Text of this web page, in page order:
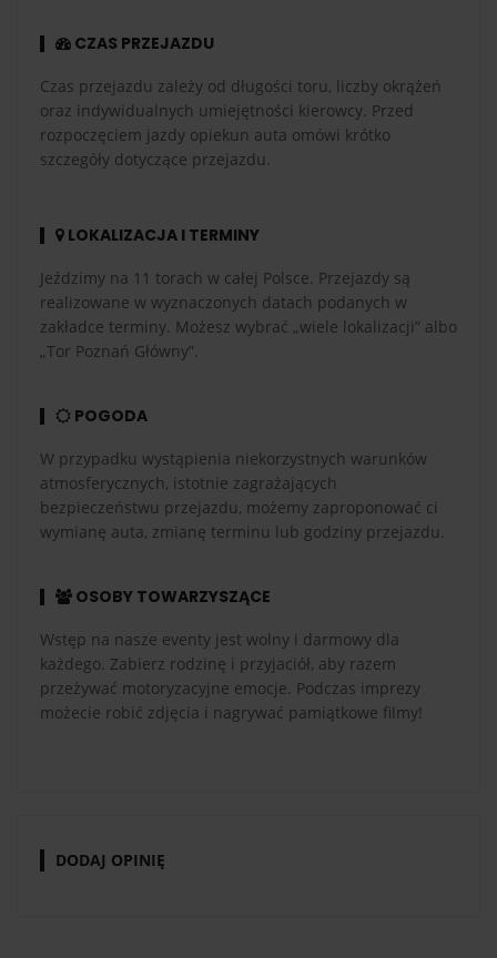
CZAS PRZEJAZDU
Czas przejazdu zależy od długości toru, liczby okrążeń
oraz indywidualnych umiejętności kierowcy. Przed
rozpoczęciem jazdy opiekun auta omówi krótko
szczegóły dotyczące przejazdu.
LOKALIZACJA I TERMINY
Jeździmy na 11 torach w całej Polsce. Przejazdy są
realizowane w wyznaczonych datach podanych w
zakładce terminy. Możesz wybrać „wiele lokalizacji” albo
„Tor Poznań Główny”.
POGODA
W przypadku wystąpienia niekorzystnych warunków
atmosferycznych, istotnie zagrażających
bezpieczeństwu przejazdu, możemy zaproponować ci
wymianę auta, zmianę terminu lub godziny przejazdu.
OSOBY TOWARZYSZĄCE
Wstęp na nasze eventy jest wolny i darmowy dla
każdego. Zabierz rodzinę i przyjaciół, aby razem
przeżywać motoryzacyjne emocje. Podczas imprezy
możecie robić zdjęcia i nagrywać pamiątkowe filmy!
DODAJ OPINIĘ